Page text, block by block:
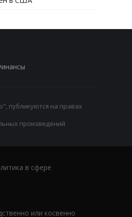
публикуются на правах
произведений
в сфере
или косвенно